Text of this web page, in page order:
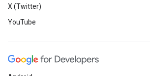
X (Twitter)
YouTube